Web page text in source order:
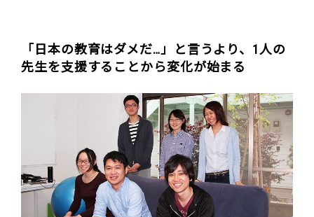
「日本の教育はダメだ…」と言うより、1人の
先生を支援することから変化が始まる